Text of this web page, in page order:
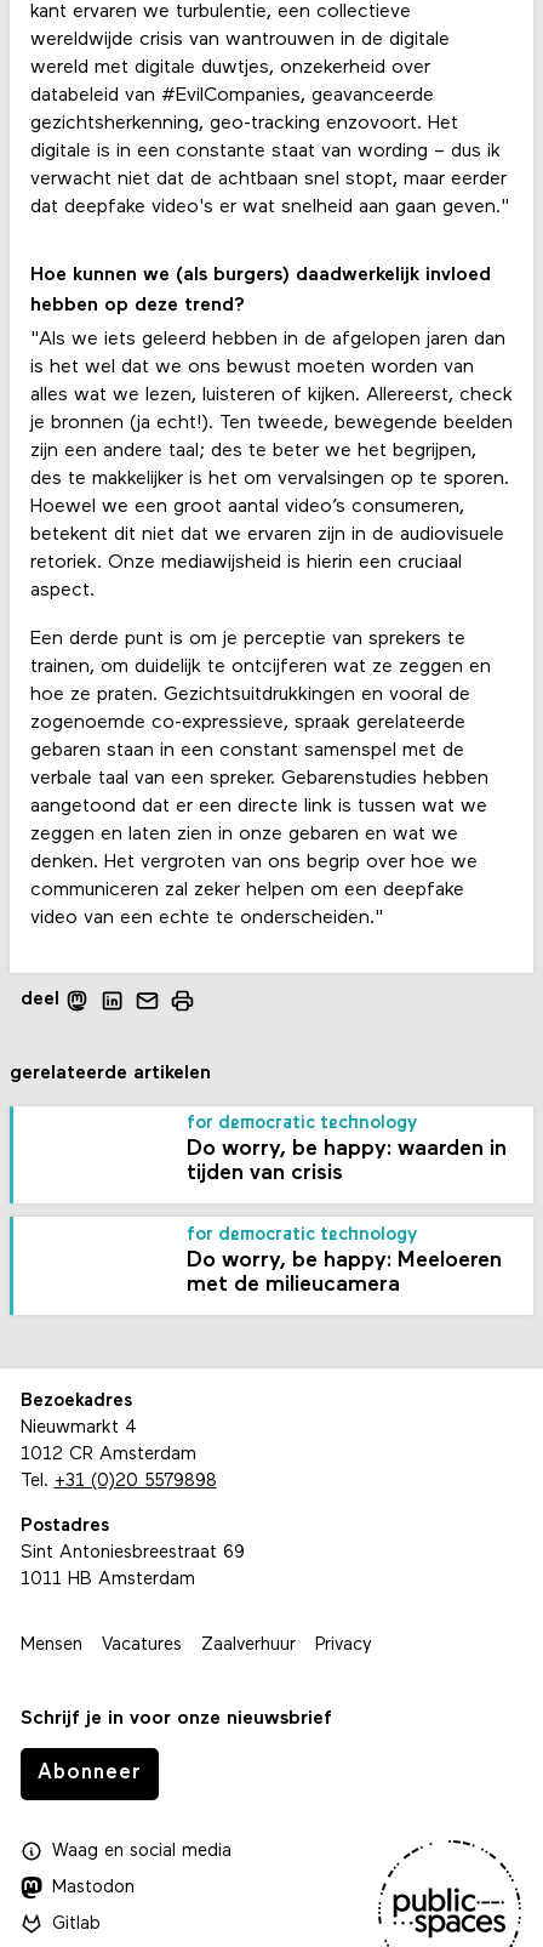
kant ervaren we turbulentie, een collectieve
wereldwijde crisis van wantrouwen in de digitale
wereld met digitale duwtjes, onzekerheid over
databeleid van #EvilCompanies, geavanceerde
gezichtsherkenning, geo-tracking enzovoort. Het
digitale is in een constante staat van wording – dus ik
verwacht niet dat de achtbaan snel stopt, maar eerder
dat deepfake video's er wat snelheid aan gaan geven."
Hoe kunnen we (als burgers) daadwerkelijk invloed
hebben op deze trend?
"Als we iets geleerd hebben in de afgelopen jaren dan
is het wel dat we ons bewust moeten worden van
alles wat we lezen, luisteren of kijken. Allereerst, check
je bronnen (ja echt!). Ten tweede, bewegende beelden
zijn een andere taal; des te beter we het begrijpen,
des te makkelijker is het om vervalsingen op te sporen.
Hoewel we een groot aantal video’s consumeren,
betekent dit niet dat we ervaren zijn in de audiovisuele
retoriek. Onze mediawijsheid is hierin een cruciaal
aspect.
Een derde punt is om je perceptie van sprekers te
trainen, om duidelijk te ontcijferen wat ze zeggen en
hoe ze praten. Gezichtsuitdrukkingen en vooral de
zogenoemde co-expressieve, spraak gerelateerde
gebaren staan in een constant samenspel met de
verbale taal van een spreker. Gebarenstudies hebben
aangetoond dat er een directe link is tussen wat we
zeggen en laten zien in onze gebaren en wat we
denken. Het vergroten van ons begrip over hoe we
communiceren zal zeker helpen om een deepfake
video van een echte te onderscheiden."
deel
gerelateerde artikelen
for democratic technology
Do worry, be happy: waarden in
tijden van crisis
for democratic technology
Do worry, be happy: Meeloeren
met de milieucamera
Bezoekadres
Nieuwmarkt 4
1012 CR Amsterdam
Tel. +31 (0)20 5579898
Postadres
Sint Antoniesbreestraat 69
1011 HB Amsterdam
Mensen Vacatures Zaalverhuur Privacy
Schrijf je in voor onze nieuwsbrief
Abonneer
Waagen social media
Mastodon
Gitlab